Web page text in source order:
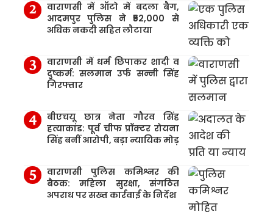
वाराणसी में ऑटो में बदला बैग,
आदमपुर पुलिस ने ₹52,000 से
अधिक नकदी सहित लौटाया
वाराणसी में धर्म छिपाकर शादी व
दुष्कर्म: सलमान उर्फ सन्नी सिंह
गिरफ्तार
बीएचयू छात्र नेता गौरव सिंह
हत्याकांड: पूर्व चीफ प्रॉक्टर रोयना
सिंह बनीं आरोपी, बड़ा न्यायिक मोड़
वाराणसी पुलिस कमिश्नर की
बैठक: महिला सुरक्षा, संगठित
अपराध पर सख्त कार्रवाई के निर्देश